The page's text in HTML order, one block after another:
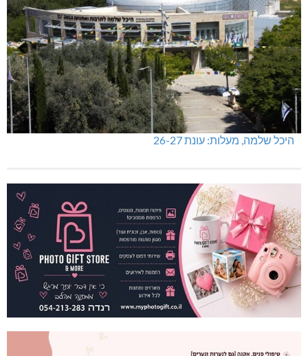
היכל שלמה, מעלות: עונת 26-27